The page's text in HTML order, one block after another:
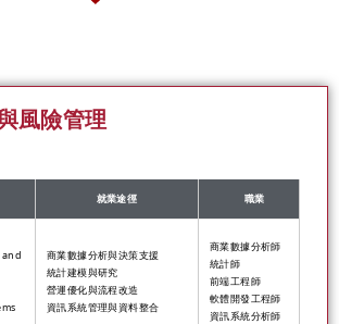
風險管理
就業途徑 職業
and
商業數據分析與決策支援
統計建模與研究
營運優化與流程改造
資訊系統管理與資料整合
商業數據分析師
統計師
前端工程師
軟體開發工程師
資訊系統分析師